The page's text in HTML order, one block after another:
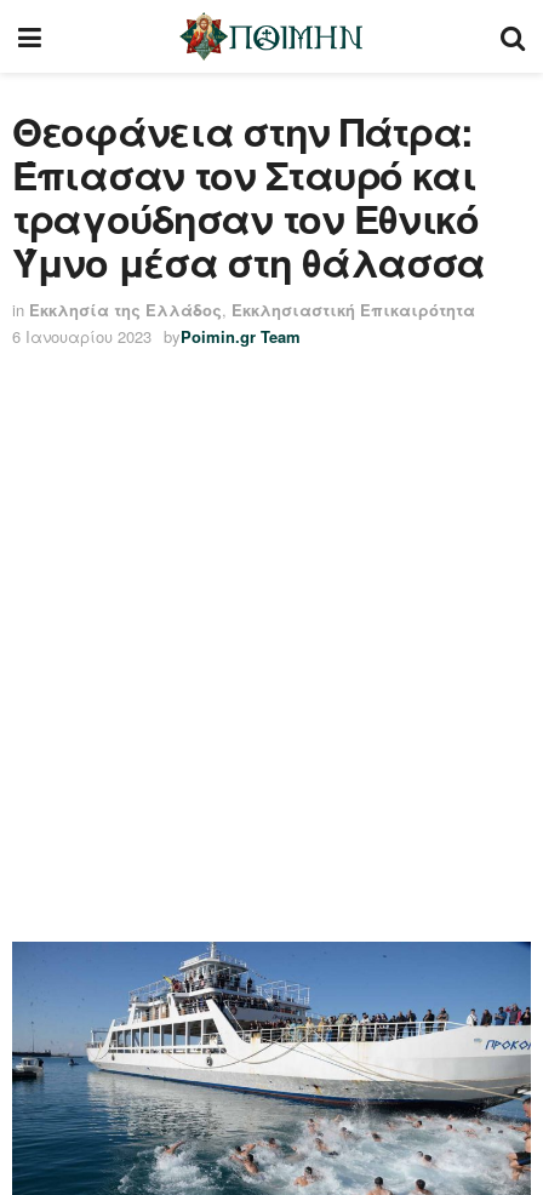
Θεοφάνεια στην Πάτρα:
Έπιασαν τον Σταυρό και
τραγούδησαν τον Εθνικό
Ύμνο μέσα στη θάλασσα
in Εκκλησία της Ελλάδος, Εκκλησιαστική Επικαιρότητα
6 Ιανουαρίου 2023 byPoimin.gr Team